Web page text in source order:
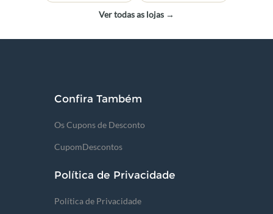
Ver todas as lojas →
Confira Também
Os Cupons de Desconto
CupomDescontos
Política de Privacidade
Política de Privacidade